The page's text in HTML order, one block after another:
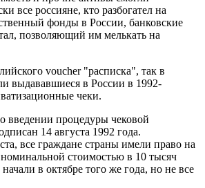
все россияне, кто разбогател на
фонды в России, банковские
позволяющий им мелькать на
voucher "расписка", так в
выдававшиеся в России в 1992-
чеки.
введении процедуры чековой
14 августа 1992 года.
все граждане страны имели право на
стоимостью в 10 тысяч
в октябре того же года, но не все